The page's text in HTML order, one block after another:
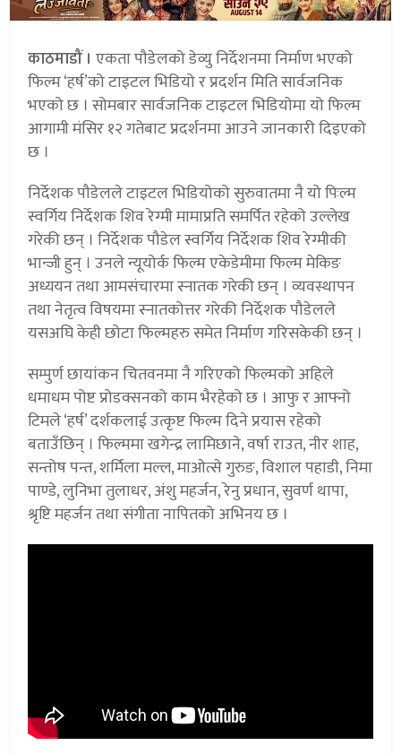
काठमाडौं । एकता पौडेलको डेव्यु निर्देशनमा निर्माण भएको
फिल्म ‘हर्ष’को टाइटल भिडियो र प्रदर्शन मिति सार्वजनिक
भएको छ । सोमबार सार्वजनिक टाइटल भिडियोमा यो फिल्म
आगामी मंसिर १२ गतेबाट प्रदर्शनमा आउने जानकारी दिइएको
छ ।
निर्देशक पौडेलले टाइटल भिडियोको सुरुवातमा नै यो पिःल्म
स्वर्गिय निर्देशक शिव रेग्मी मामाप्रति समर्पित रहेको उल्लेख
गरेकी छन् । निर्देशक पौडेल स्वर्गिय निर्देशक शिव रेग्मीकी
भान्जी हुन् । उनले न्यूयोर्क फिल्म एकेडेमीमा फिल्म मेकिङ
अध्ययन तथा आमसंचारमा स्नातक गरेकी छन् । व्यवस्थापन
तथा नेतृत्व विषयमा स्नातकोत्तर गरेकी निर्देशक पौडेलले
यसअघि केही छोटा फिल्महरु समेत निर्माण गरिसकेकी छन् ।
सम्पुर्ण छायांकन चितवनमा नै गरिएको फिल्मको अहिले
धमाधम पोष्ट प्रोडक्सनको काम भैरहेको छ । आफु र आफ्नो
टिमले ‘हर्ष’ दर्शकलाई उत्कृष्ट फिल्म दिने प्रयास रहेको
बताउँछिन् । फिल्ममा खगेन्द्र लामिछाने, वर्षा राउत, नीर शाह,
सन्तोष पन्त, शर्मिला मल्ल, माओत्से गुरुङ, विशाल पहाडी, निमा
पाण्डे, लुनिभा तुलाधर, अंशु महर्जन, रेनु प्रधान, सुवर्ण थापा,
श्रृष्टि महर्जन तथा संगीता नापितको अभिनय छ ।